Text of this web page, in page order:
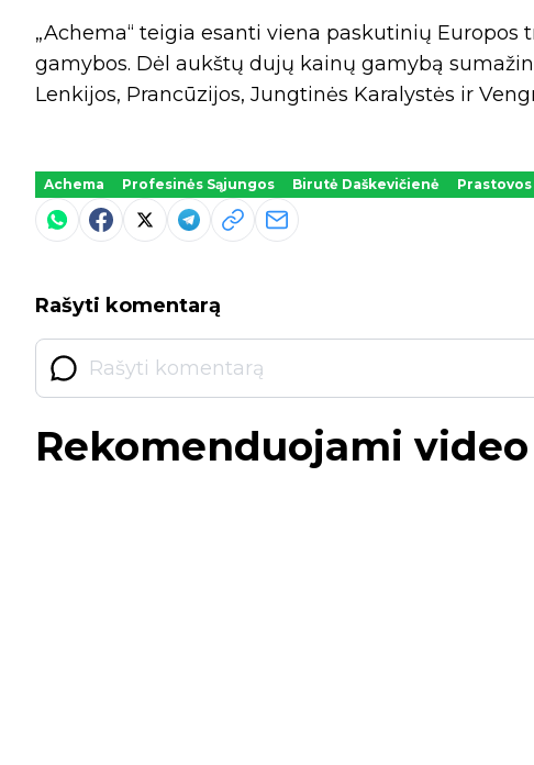
„Achema“ teigia esanti viena paskutinių
gamybos. Dėl aukštų dujų kainų gamybą
Lenkijos, Prancūzijos, Jungtinės Karalystės ir
Achema Profesinės Sąjungos Birutė Daškevičienė Prastovos
Rašyti komentarą
Rekomenduojami video